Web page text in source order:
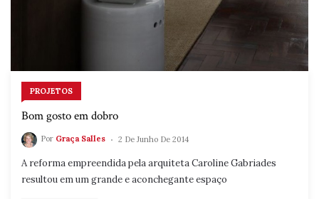
PROJETOS
Bom gosto em dobro
Por Graça Salles 2 De Junho De 2014
A reforma empreendida pela arquiteta Caroline Gabriades
resultou em um grande e aconchegante espaço